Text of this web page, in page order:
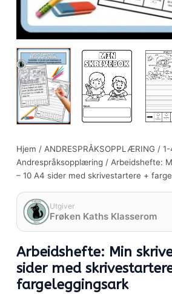
Hjem / ANDRESPRÅKSOPPLÆRING /
Andrespråksopplæring / Arbeidshefte:
– 10 A4 sider med skrivestartere +
Utgiver
Frøken Kaths Klasserom
Arbeidshefte: Min
sider med
fargeleggingsark